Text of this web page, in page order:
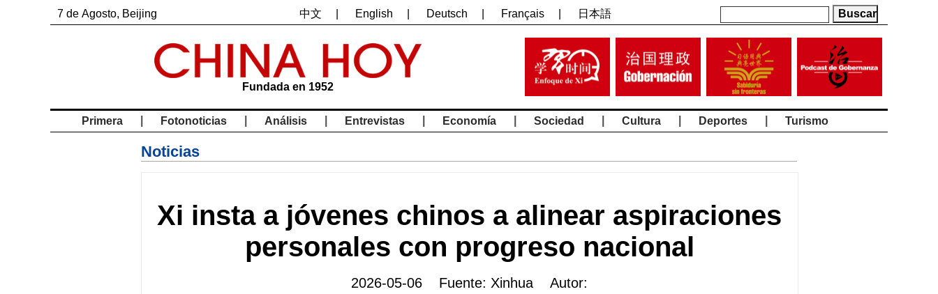
7 de Agosto, Beijing 中文 English Deutsch Français| 日本語
Fundada en 1952
Primera Fotonoticias Análisis Entrevistas Economía Sociedad Cultura Deportes Turismo
Noticias
Xi insta a jóvenes chinos a alinear aspiraciones
personales con progreso nacional
2026-05-06 Fuente: Xinhua Autor: